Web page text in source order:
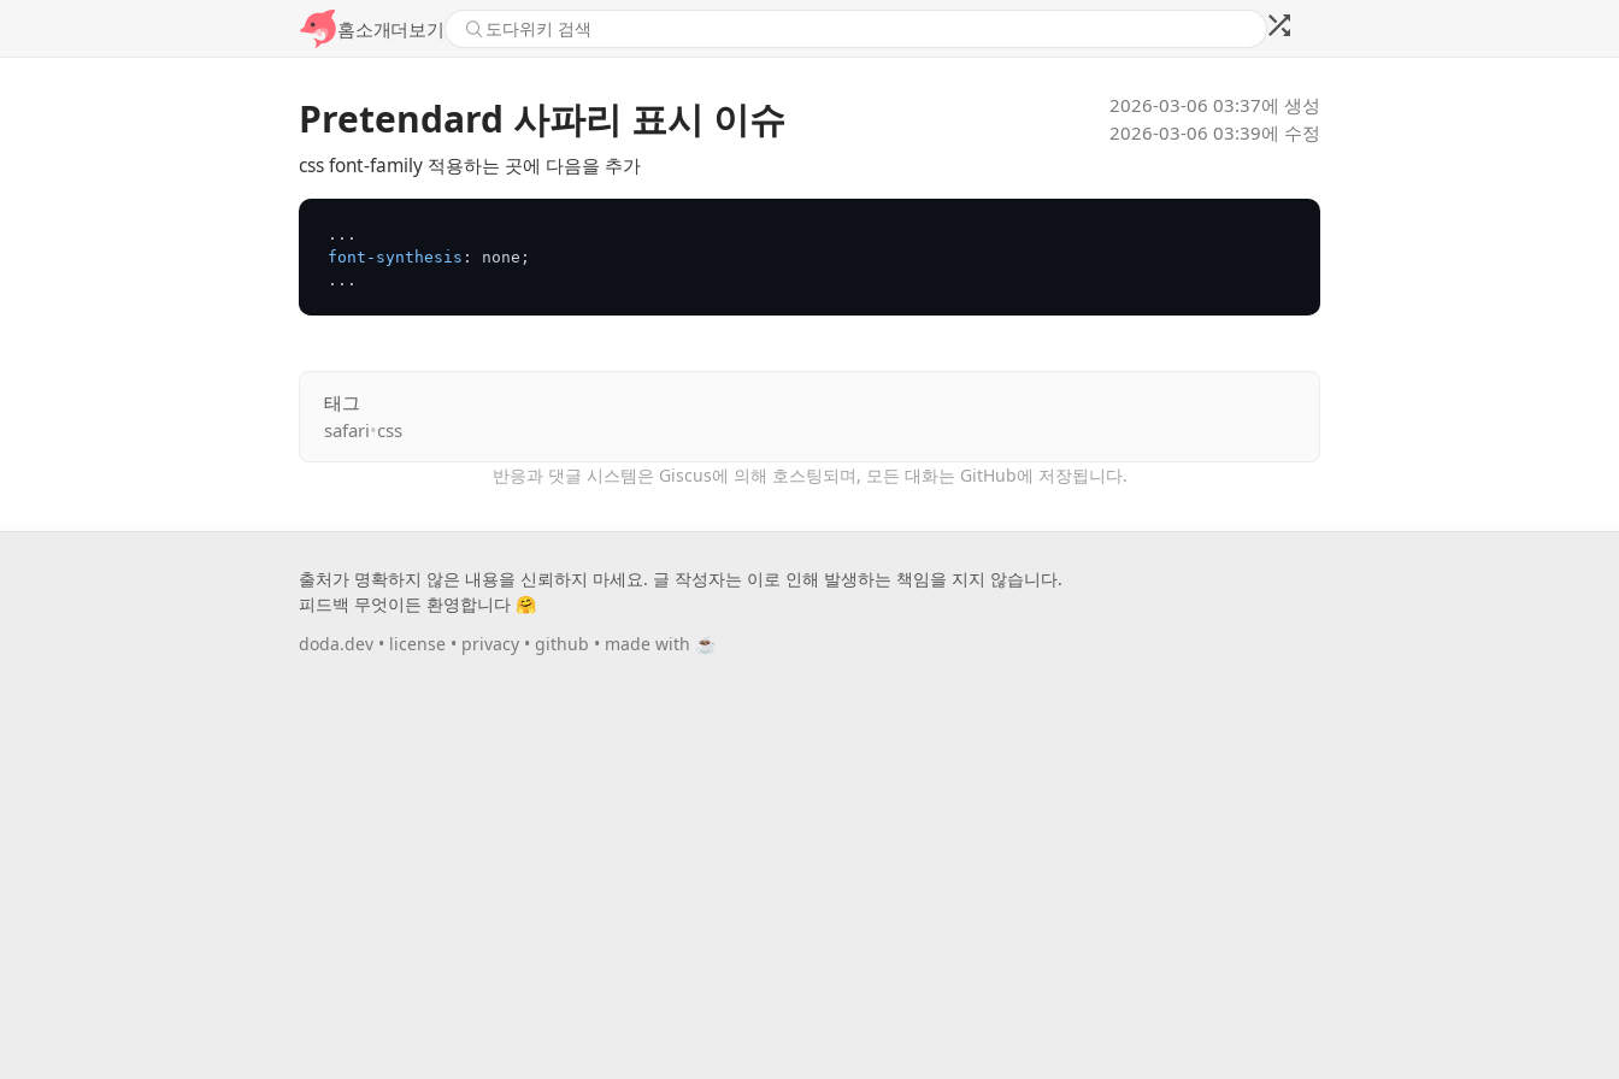
홈소개더보기
Pretendard 사파리 표시 이슈 2026-03-06 03:37에 생성
2026-03-06 03:39에 수정
css font-family 적용하는 곳에 다음을 추가
...
font-synthesis : none ;
...
태그
safari•css
반응과 댓글 시스템은 Giscus에 의해 호스팅되며, 모든 대화는 GitHub에 저장됩니다.
출처가 명확하지 않은 내용을 신뢰하지 마세요. 글 작성자는 이로 인해 발생하는 책임을 지지 않습니다.
피드백 무엇이든 환영합니다 🤗
doda.dev • license • privacy • github • made with ☕️